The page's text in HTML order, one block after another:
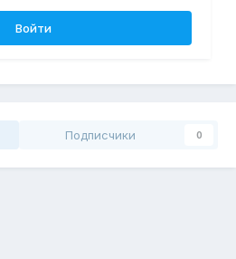
Войти
Подписчики 0